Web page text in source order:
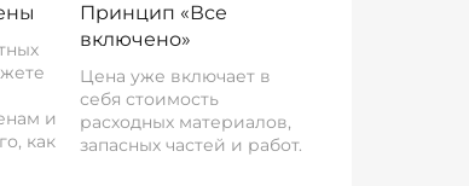
и
как
Принцип «Все
включено»
Цена уже включает в
себя стоимость
расходных материалов,
запасных частей и работ.